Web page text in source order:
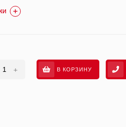
+ В КОРЗИНУ